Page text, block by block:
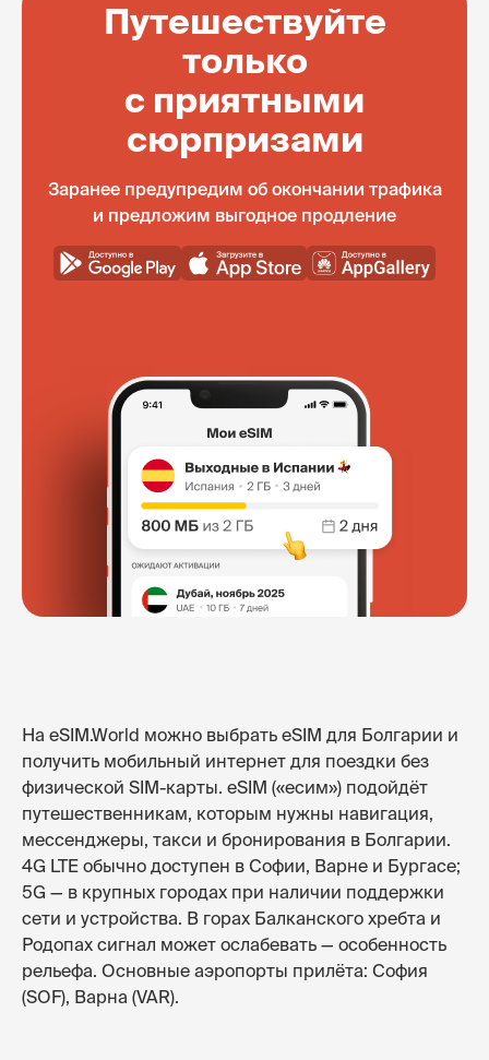
Путешествуйте
только
с приятными
сюрпризами
Заранее предупредим об окончании трафика
и предложим выгодное продление
На eSIM.World можно выбрать eSIM для Болгарии и
получить мобильный интернет для поездки без
физической SIM-карты. eSIM («есим») подойдёт
путешественникам, которым нужны навигация,
мессенджеры, такси и бронирования в Болгарии.
4G LTE обычно доступен в Софии, Варне и Бургасе;
5G — в крупных городах при наличии поддержки
сети и устройства. В горах Балканского хребта и
Родопах сигнал может ослабевать — особенность
рельефа. Основные аэропорты прилёта: София
(SOF), Варна (VAR).